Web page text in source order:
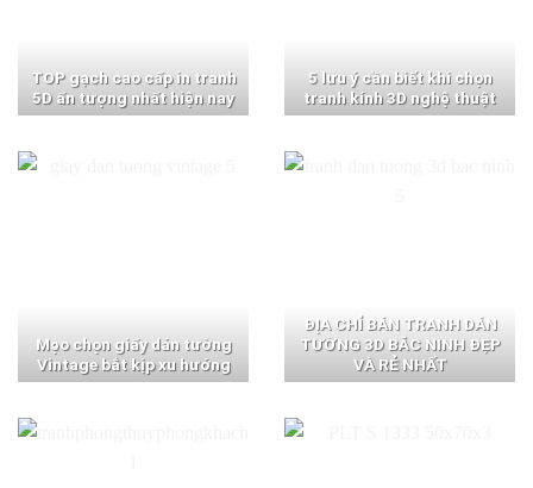
TOP gạch cao cấp in tranh
5D ấn tượng nhất hiện nay
5 lưu ý cần biết khi chọn
tranh kính 3D nghệ thuật
Mẹo chọn giấy dán tường
Vintage bắt kịp xu hướng
ĐỊA CHỈ BÁN TRANH DÁN
TƯỜNG 3D BẮC NINH ĐẸP
VÀ RẺ NHẤT